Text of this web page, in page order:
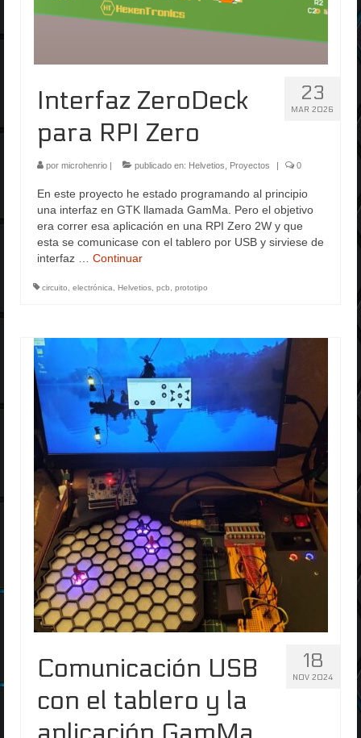
23
MAR 2026
Interfaz ZeroDeck
para RPI Zero
por microhenrio publicado en: Helvetios, Proyectos 0
En este proyecto he estado programando al principio
una interfaz en GTK llamada GamMa. Pero el objetivo
era correr esa aplicación en una RPI Zero 2W y que
esta se comunicase con el tablero por USB y sirviese de
interfaz … Continuar
circuito, electrónica, Helvetios, pcb, prototipo
18
NOV 2024
Comunicación USB
con el tablero y la